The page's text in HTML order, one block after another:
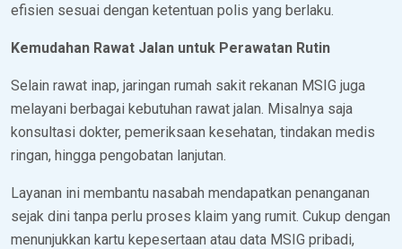
efisien sesuai dengan ketentuan polis yang berlaku.
Kemudahan Rawat Jalan untuk Perawatan Rutin
Selain rawat inap, jaringan rumah sakit rekanan MSIG juga
melayani berbagai kebutuhan rawat jalan. Misalnya saja
konsultasi dokter, pemeriksaan kesehatan, tindakan medis
ringan, hingga pengobatan lanjutan.
Layanan ini membantu nasabah mendapatkan penanganan
sejak dini tanpa perlu proses klaim yang rumit. Cukup dengan
menunjukkan kartu kepesertaan atau data MSIG pribadi,